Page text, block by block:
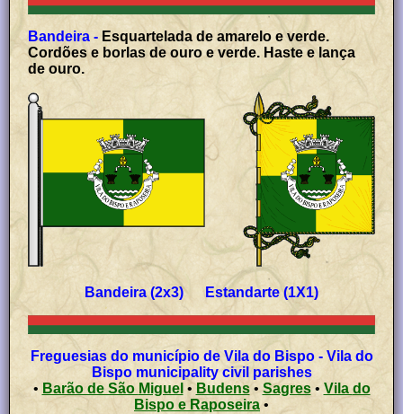
Bandeira - Esquartelada de amarelo e verde.
Cordões e borlas de ouro e verde. Haste e lança
de ouro.
Bandeira (2x3) Estandarte (1X1)
Freguesias do município de Vila do Bispo - Vila do
Bispo municipality civil parishes
•
Barão de São Miguel • Budens• Sagres• Vila do
Bispo e Raposeira •